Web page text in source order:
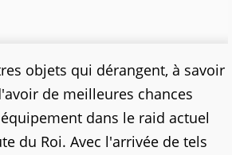
objets qui dérangent, à savoir
de meilleures chances
dans le raid actuel
du Roi. Avec l'arrivée de tels